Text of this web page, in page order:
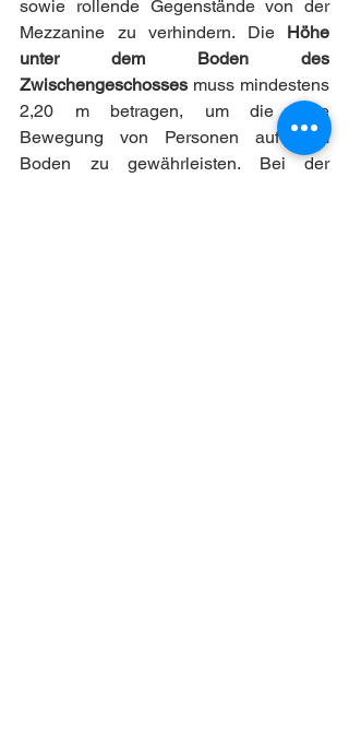
sowie rollende Gegenstände von der
Mezzanine zu verhindern. Die Höhe
unter dem Boden des
Zwischengeschosses muss mindestens
2,20 m betragen, um die freie
Bewegung von Personen auf dem
Boden zu gewährleisten. Bei der